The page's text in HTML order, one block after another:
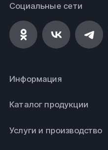
Социальные сети
Информация
Каталог продукции
Услуги и производство